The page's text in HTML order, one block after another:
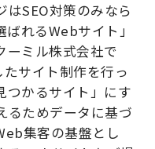
はSEO対策のみなら
れるWebサイト」
ーミル株式会社で
サイト制作を行っ
つかるサイト」にす
るためデータに基づ
集客の基盤とし